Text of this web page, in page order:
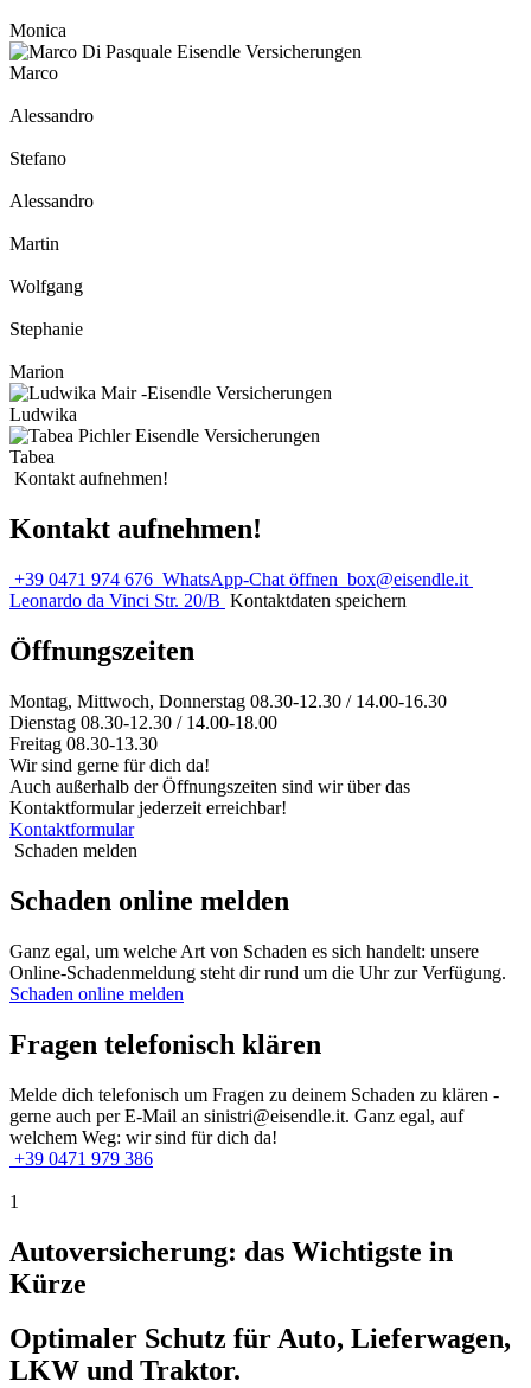
Monica
Marco
Alessandro
Stefano
Alessandro
Martin
Wolfgang
Stephanie
Marion
Ludwika
Tabea
Kontakt aufnehmen!
Kontakt aufnehmen!
+39 0471 974 676 WhatsApp-Chat öffnen box@eisendle.it
Leonardo da Vinci Str. 20/B Kontaktdaten speichern
Öffnungszeiten
Montag, Mittwoch, Donnerstag 08.30-12.30 / 14.00-16.30
Dienstag 08.30-12.30 / 14.00-18.00
Freitag 08.30-13.30
Wir sind gerne für dich da!
Auch außerhalb der Öffnungszeiten sind wir über das
Kontaktformular jederzeit erreichbar!
Kontaktformular
Schaden melden
Schaden online melden
Ganz egal, um welche Art von Schaden es sich handelt: unsere
Online-Schadenmeldung steht dir rund um die Uhr zur Verfügung.
Schaden online melden
Fragen telefonisch klären
Melde dich telefonisch um Fragen zu deinem Schaden zu klären -
gerne auch per E-Mail an sinistri@eisendle.it. Ganz egal, auf
welchem Weg: wir sind für dich da!
+39 0471 979 386
1
Autoversicherung: das Wichtigste in
Kürze
Optimaler Schutz für Auto, Lieferwagen,
LKW und Traktor.